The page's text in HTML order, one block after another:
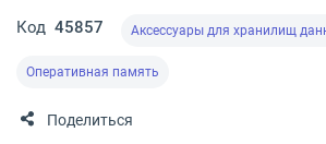
Код 45857 Аксессуары для хранилищ
Оперативная память
Поделиться